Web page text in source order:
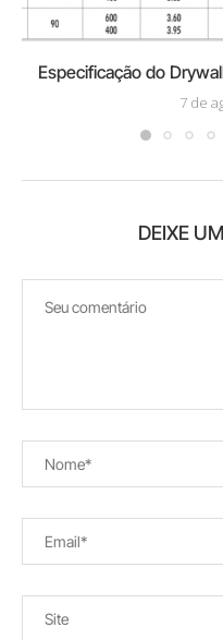
Especificação do
7 de
DEIXE